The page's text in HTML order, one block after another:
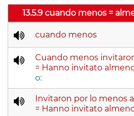
13.5.9 cuando menos =
cuando menos
Cuando menos
= Hanno invitato
o:
Invitaron por lo menos
= Hanno invitato